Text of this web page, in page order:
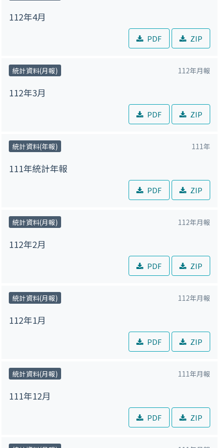
112年4月
PDF ZIP
統計資料(月報) 112年月報
112年3月
PDF ZIP
統計資料(年報) 111年
111年統計年報
PDF ZIP
統計資料(月報) 112年月報
112年2月
PDF ZIP
統計資料(月報) 112年月報
112年1月
PDF ZIP
統計資料(月報) 111年月報
111年12月
PDF ZIP